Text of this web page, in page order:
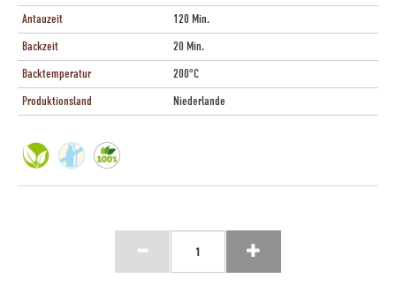
Antauzeit
120 Min.
Backzeit
20 Min.
Backtemperatur
200°C
Produktionsland
Niederlande